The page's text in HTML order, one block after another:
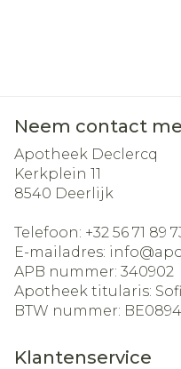
Neem contact
Apotheek Declercq
Kerkplein 11
8540 Deerlijk
Telefoon: +32 56 71 89
E-mailadres: info@
APB nummer: 340902
Apotheek titularis:
BTW nummer:
Klantenservice